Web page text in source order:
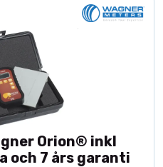
Orion® inkl
och 7 års garanti